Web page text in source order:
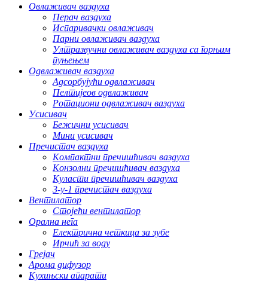
Овлаживач ваздуха
Перач ваздуха
Испаривачки овлаживач
Парни овлаживач ваздуха
Ултразвучни овлаживач ваздуха са горњим
пуњењем
Одвлаживач ваздуха
Адсорбујући одвлаживач
Пелтијеов одвлаживач
Ротациони одвлаживач ваздуха
Усисивач
Бежични усисивач
Мини усисивач
Пречистач ваздуха
Компактни пречишћивач ваздуха
Конзолни пречишћивач ваздуха
Куласти пречишћивач ваздуха
3-у-1 пречистач ваздуха
Вентилатор
Стојећи вентилатор
Орална нега
Електрична четкица за зубе
Ирчић за воду
Грејач
Арома дифузор
Кухињски апарати